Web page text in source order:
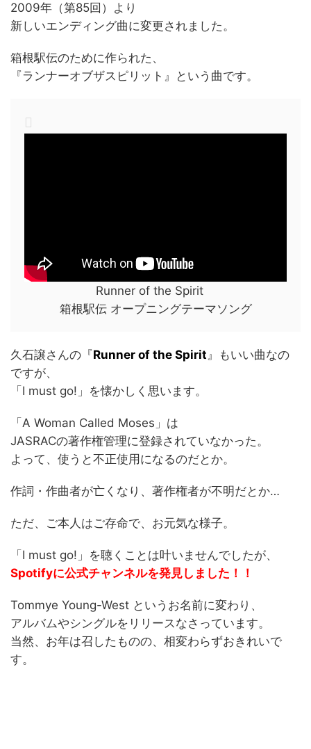
2009年（第85回）より
新しいエンディング曲に変更されました。
箱根駅伝のために作られた、
『ランナーオブザスピリット』という曲です。
Runner of the Spirit
箱根駅伝 オープニングテーマソング
久石譲さんの『Runner of the Spirit 』もいい曲なの
ですが、
「I must go!」を懐かしく思います。
「A Woman Called Moses」は
JASRACの著作権管理に登録されていなかった。
よって、使うと不正使用になるのだとか。
作詞・作曲者が亡くなり、著作権者が不明だとか…
ただ、ご本人はご存命で、お元気な様子。
「I must go!」を聴くことは叶いませんでしたが、
Spotifyに公式チャンネルを発見しました！！
Tommye Young-West というお名前に変わり、
アルバムやシングルをリリースなさっています。
当然、お年は召したものの、相変わらずおきれいで
す。